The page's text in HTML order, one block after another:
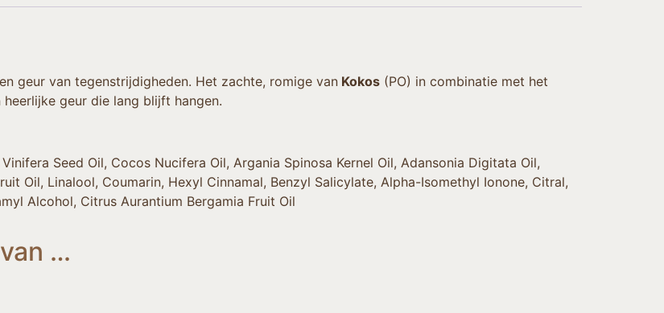
geur van tegenstrijdigheden. Het zachte, romige van Kokos (PO) in combinatie met het
heerlijke geur die lang blijft hangen.
Seed Oil, Cocos Nucifera Oil, Argania Spinosa Kernel Oil, Adansonia Digitata Oil,
Oil, Linalool, Coumarin, Hexyl Cinnamal, Benzyl Salicylate, Alpha-Isomethyl Ionone, Citral,
Alcohol, Citrus Aurantium Bergamia Fruit Oil
…